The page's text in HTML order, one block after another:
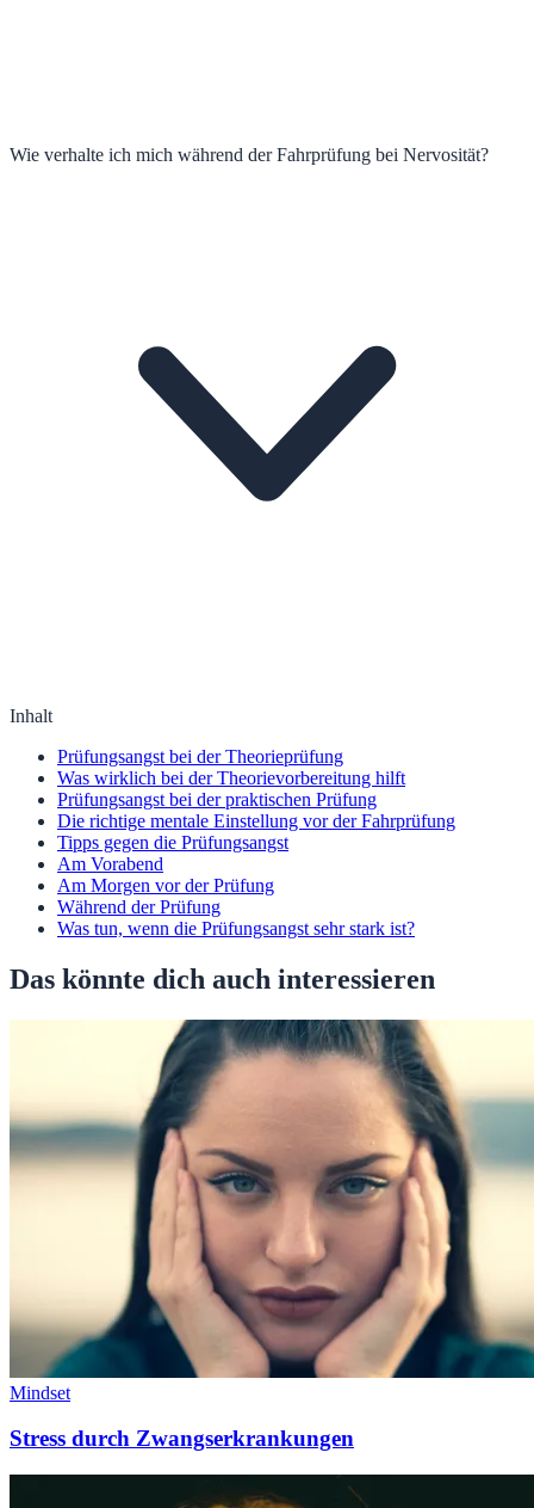
Wie verhalte ich mich während der Fahrprüfung bei Nervosität?
Inhalt
Prüfungsangst bei der Theorieprüfung
Was wirklich bei der Theorievorbereitung hilft
Prüfungsangst bei der praktischen Prüfung
Die richtige mentale Einstellung vor der Fahrprüfung
Tipps gegen die Prüfungsangst
Am Vorabend
Am Morgen vor der Prüfung
Während der Prüfung
Was tun, wenn die Prüfungsangst sehr stark ist?
Das könnte dich auch interessieren
Mindset
Stress durch Zwangserkrankungen